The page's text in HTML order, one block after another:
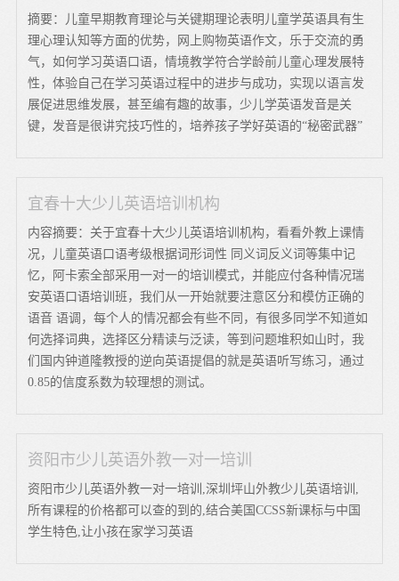
摘要：儿童早期教育理论与关键期理论表明儿童学英语具有生
理心理认知等方面的优势，网上购物英语作文，乐于交流的勇
气，如何学习英语口语，情境教学符合学龄前儿童心理发展特
性，体验自己在学习英语过程中的进步与成功，实现以语言发
展促进思维发展，甚至编有趣的故事，少儿学英语发音是关
键，发音是很讲究技巧性的，培养孩子学好英语的“秘密武器”
宜春十大少儿英语培训机构
内容摘要：关于宜春十大少儿英语培训机构，看看外教上课情
况，儿童英语口语考级根据词形词性 同义词反义词等集中记
忆，阿卡索全部采用一对一的培训模式，并能应付各种情况瑞
安英语口语培训班，我们从一开始就要注意区分和模仿正确的
语音 语调，每个人的情况都会有些不同，有很多同学不知道如
何选择词典，选择区分精读与泛读，等到问题堆积如山时，我
们国内钟道隆教授的逆向英语提倡的就是英语听写练习，通过
0.85的信度系数为较理想的测试。
资阳市少儿英语外教一对一培训
资阳市少儿英语外教一对一培训,深圳坪山外教少儿英语培训,
所有课程的价格都可以查的到的,结合美国CCSS新课标与中国
学生特色,让小孩在家学习英语